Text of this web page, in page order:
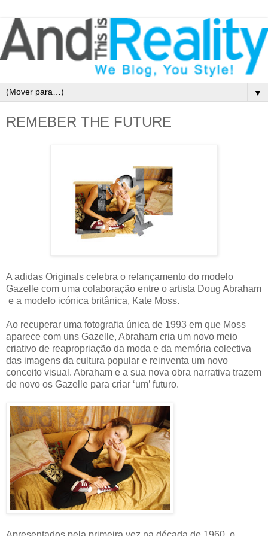
▼
REMEBER THE FUTURE
A adidas Originals celebra o relançamento do modelo
Gazelle com uma colaboração entre o artista Doug Abraham
e a modelo icónica britânica, Kate Moss.
Ao recuperar uma fotografia única de 1993 em que Moss
aparece com uns Gazelle, Abraham cria um novo meio
criativo de reapropriação da moda e da memória colectiva
das imagens da cultura popular e reinventa um novo
conceito visual. Abraham e a sua nova obra narrativa trazem
de novo os Gazelle para criar ‘um’ futuro.